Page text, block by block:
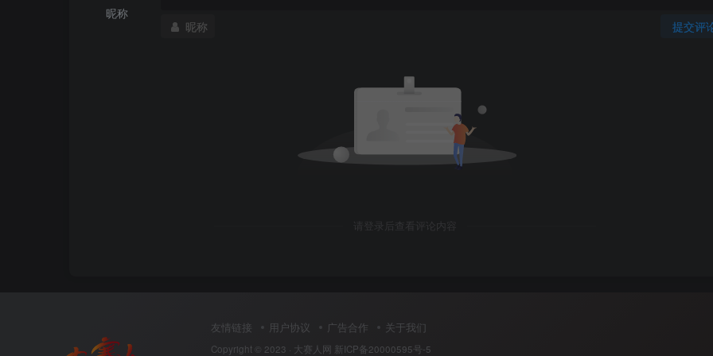
昵称
提交评
昵称
请登录后查看评论内容
友情链接 用户协议 广告合作 关于我们
Copyright © 2023 · 大赛人网 新ICP备20000595号-5